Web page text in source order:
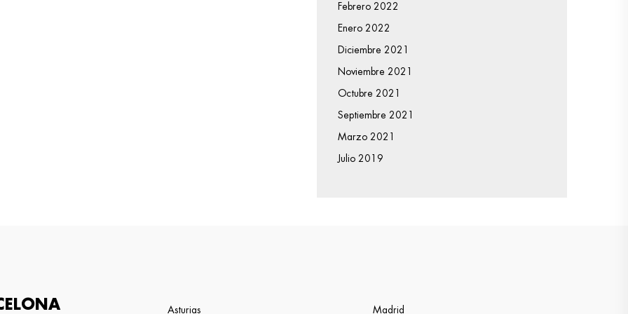
Febrero 2022
Enero 2022
Diciembre 2021
Noviembre 2021
Octubre 2021
Septiembre 2021
Marzo 2021
Julio 2019
Asturias Madrid